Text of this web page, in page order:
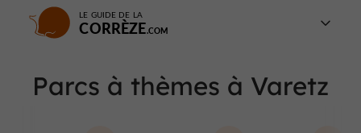
LE GUIDE DE LA
CORRÈZE
Parcs à thèmes à Varetz